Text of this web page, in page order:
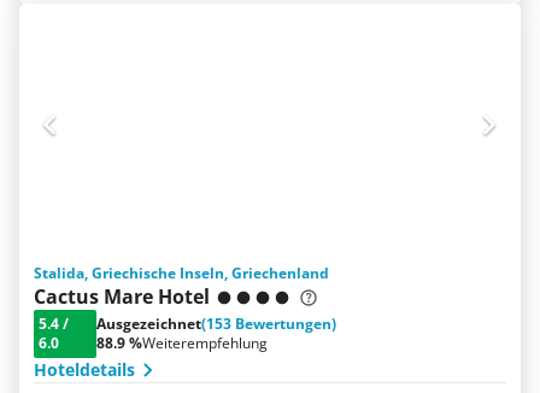
Stalida, Griechische Inseln, Griechenland
Cactus Mare Hotel
5.4/
6.0
Ausgezeichnet(153 Bewertungen)
88.9 %Weiterempfehlung
Hoteldetails